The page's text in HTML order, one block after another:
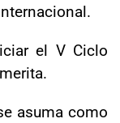
el V Ciclo
asuma como